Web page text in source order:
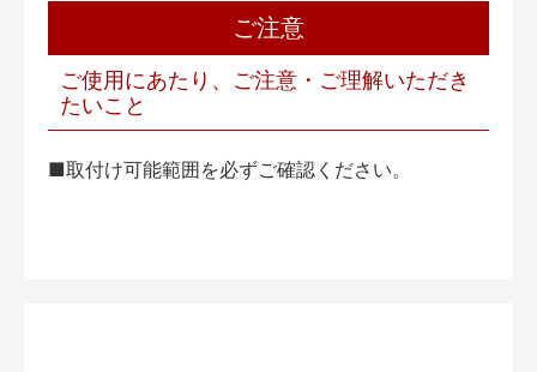
ご注意
ご使用にあたり、ご注意・ご理解いただき
たいこと
■取付け可能範囲を必ずご確認ください。